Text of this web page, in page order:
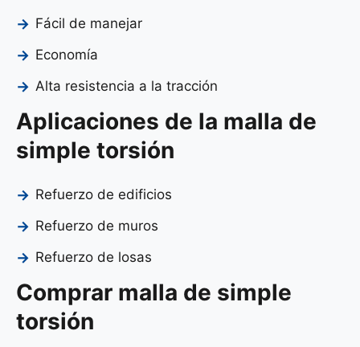
Fácil de manejar
Economía
Alta resistencia a la tracción
Aplicaciones de la malla de
simple torsión
Refuerzo de edificios
Refuerzo de muros
Refuerzo de losas
Comprar malla de simple
torsión